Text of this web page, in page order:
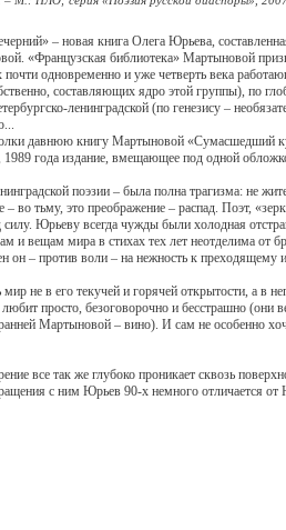
– новая книга Олега Юрьева,
библиотека» Мартыновой
одновременно и уже четверть века
составляющих ядро этой группы), по
ленинградской (по генезису –
давнюю книгу Мартыновой «Сумасшедший
года издание, вмещающее под одной
поэзии – была полна трагизма: не
тьму, это преображение – распад. Поэт,
Юрьеву всегда чужды были холодная
мира в стихах тех лет неотделима от
– против воли – на нежность к преходящему
в его текучей и горячей открытости, а в
просто, безоговорочно и бесстрашно (они
Мартыновой – вино). И сам не особенно
так же глубоко проникает сквозь
с ним Юрьев 90-х немного отличается